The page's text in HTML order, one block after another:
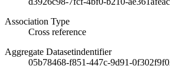
Association Type
Cross reference
Aggregate Datasetindentifier
05b78468-f851-447c-9d91-